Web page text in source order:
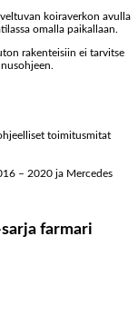
koiraverkon avulla
omalla paikallaan.
rakenteisiin ei tarvitse
toimitusmitat
– 2020 ja Mercedes
farmari